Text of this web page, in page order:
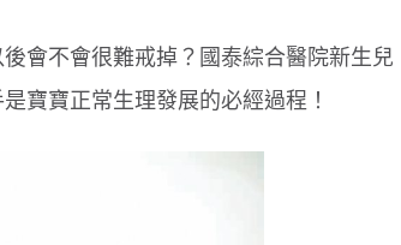
會不會很難戒掉？國泰綜合醫院新生兒
寶寶正常生理發展的必經過程！